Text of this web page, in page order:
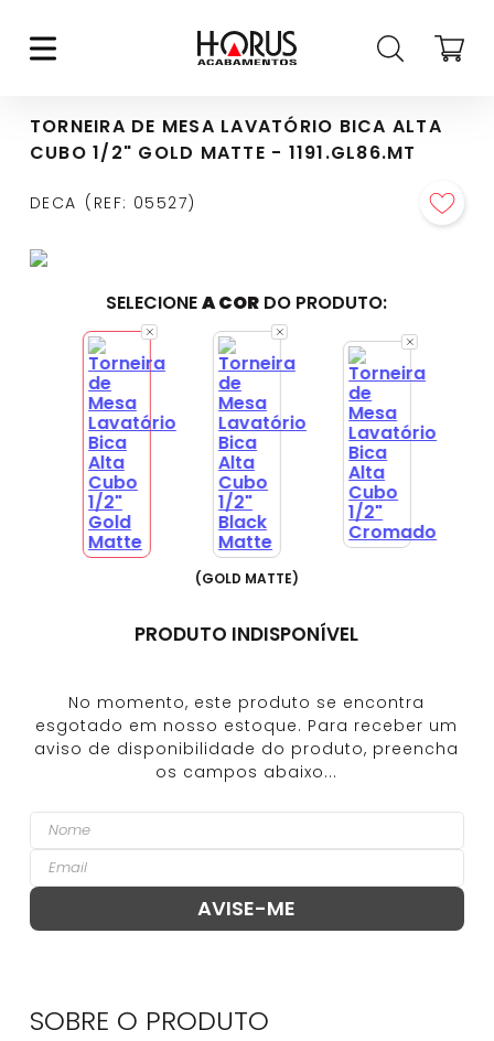
TORNEIRA DE MESA LAVATÓRIO BICA ALTA
CUBO 1/2" GOLD MATTE - 1191.GL86.MT
DECA REF: 05527
SELECIONEA COR DO PRODUTO:
(GOLD MATTE)
PRODUTO INDISPONÍVEL
SOBRE O PRODUTO